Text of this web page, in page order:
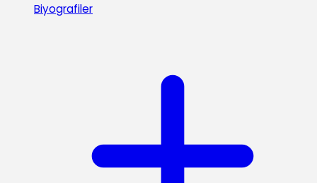
Biyografiler